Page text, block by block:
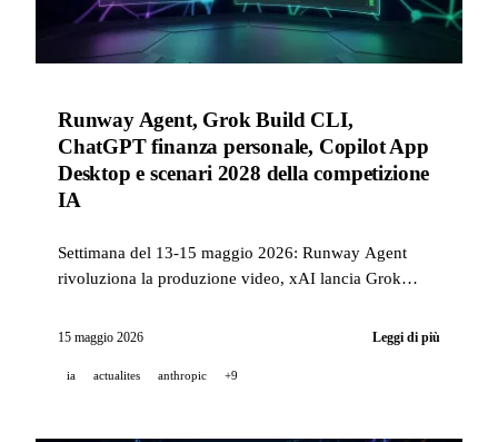
Runway Agent, Grok Build CLI,
ChatGPT finanza personale, Copilot App
Desktop e scenari 2028 della competizione
IA
Settimana del 13-15 maggio 2026: Runway Agent
rivoluziona la produzione video, xAI lancia Grok
GitHub rilascia Copilot App in preview tecnica e
15 maggio 2026 Leggi di più
ia actualites anthropic +9